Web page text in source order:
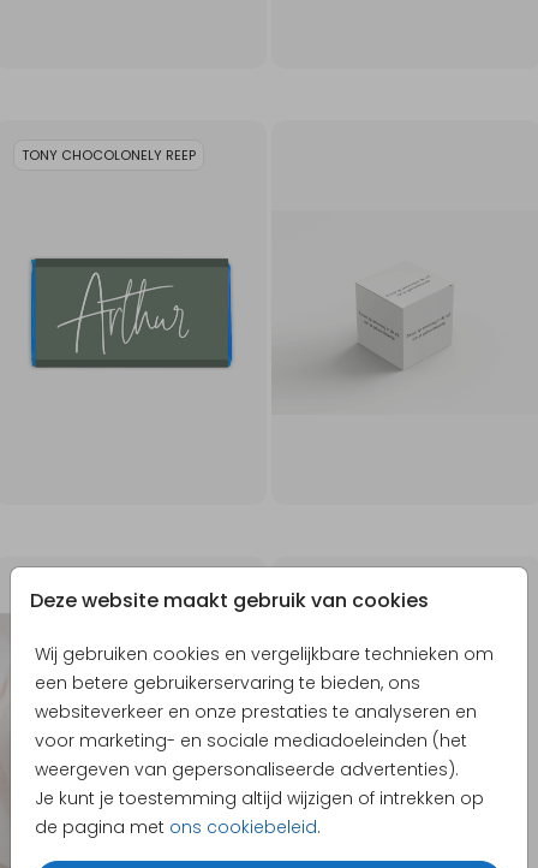
Deze website maakt gebruik van cookies
Wij gebruiken cookies en vergelijkbare technieken om
een betere gebruikerservaring te bieden, ons
websiteverkeer en onze prestaties te analyseren en
voor marketing- en sociale mediadoeleinden (het
weergeven van gepersonaliseerde advertenties).
Je kunt je toestemming altijd wijzigen of intrekken op
de pagina met ons cookiebeleid.
TONY CHOCOLONELY REEP
40X30CM